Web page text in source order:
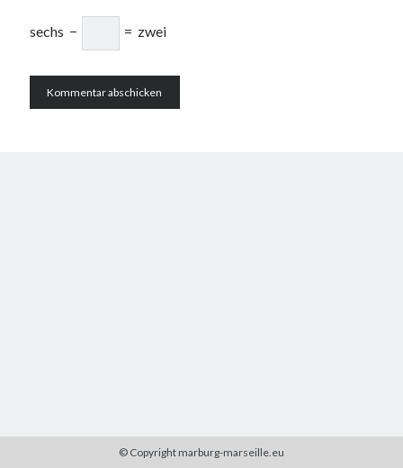
sechs − = zwei
© Copyright marburg-marseille.eu